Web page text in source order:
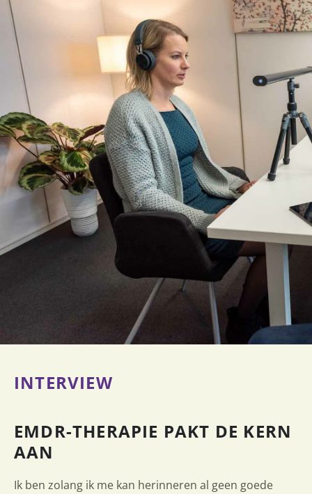
INTERVIEW
EMDR-THERAPIE PAKT DE KERN
AAN
Ik ben zolang ik me kan herinneren al geen goede